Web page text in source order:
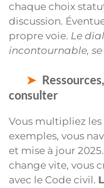
chaque choix
discussion.
propre voie. Le
incontournable,
consulter
Vous multipliez
exemples, vous
et mise à jour
change vite, vous
avec le Code civil.